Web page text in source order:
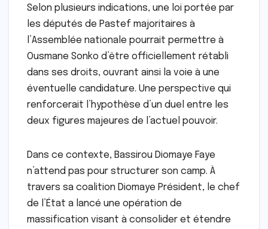
Selon plusieurs indications, une loi portée par
les députés de Pastef majoritaires à
l’Assemblée nationale pourrait permettre à
Ousmane Sonko d’être officiellement rétabli
dans ses droits, ouvrant ainsi la voie à une
éventuelle candidature. Une perspective qui
renforcerait l’hypothèse d’un duel entre les
deux figures majeures de l’actuel pouvoir.
Dans ce contexte, Bassirou Diomaye Faye
n’attend pas pour structurer son camp. À
travers sa coalition Diomaye Président, le chef
de l’État a lancé une opération de
massification visant à consolider et étendre